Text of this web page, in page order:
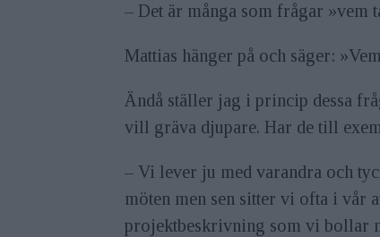
– Det är många som frågar »vem
Mattias hänger på och säger:
Ändå ställer jag i princip dessa
vill gräva djupare. Har de till
– Vi lever ju med varandra och
möten men sen sitter vi ofta i vår
projektbeskrivning som vi bollar